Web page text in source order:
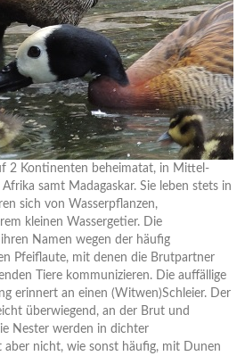
2 Kontinenten beheimatat, in Mittel-
samt Madagaskar. Sie leben stets in
sich von Wasserpflanzen,
kleinen Wassergetier. Die
Namen wegen der häufig
Pfeiflaute, mit denen die Brutpartner
Tiere kommunizieren. Die auffällige
erinnert an einen (Witwen)Schleier. Der
überwiegend, an der Brut und
Nester werden in dichter
aber nicht, wie sonst häufig, mit Dunen